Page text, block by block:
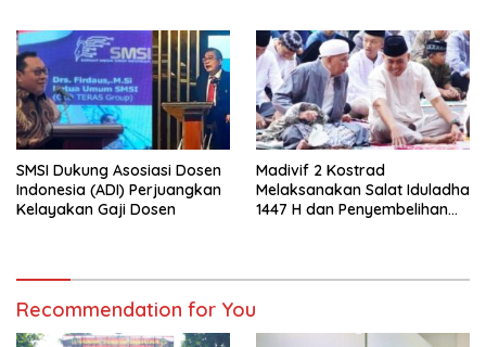
SMSI Dukung Asosiasi Dosen
Indonesia (ADI) Perjuangkan
Kelayakan Gaji Dosen
Madivif 2 Kostrad
Melaksanakan Salat Iduladha
1447 H dan Penyembelihan
Recommendation for You